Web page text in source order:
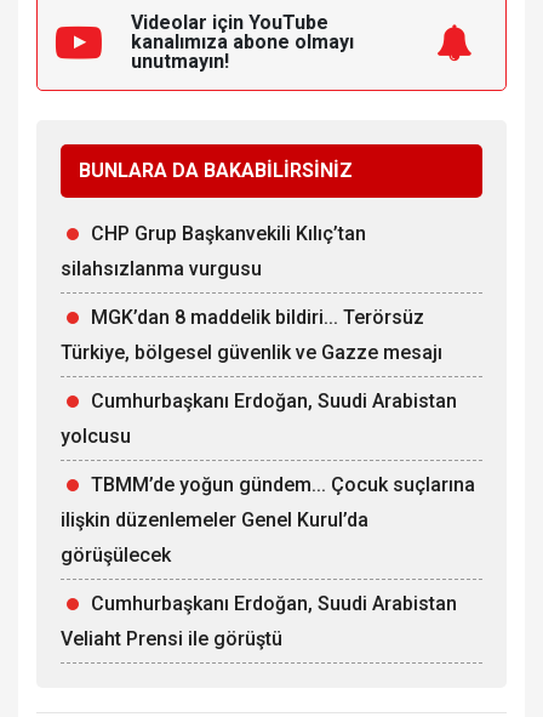
Videolar için YouTube
kanalımıza abone olmayı
unutmayın!
BUNLARA DA BAKABİLİRSİNİZ
CHP Grup Başkanvekili Kılıç’tan
silahsızlanma vurgusu
MGK’dan 8 maddelik bildiri... Terörsüz
Türkiye, bölgesel güvenlik ve Gazze mesajı
Cumhurbaşkanı Erdoğan, Suudi Arabistan
yolcusu
TBMM’de yoğun gündem... Çocuk suçlarına
ilişkin düzenlemeler Genel Kurul’da
görüşülecek
Cumhurbaşkanı Erdoğan, Suudi Arabistan
Veliaht Prensi ile görüştü